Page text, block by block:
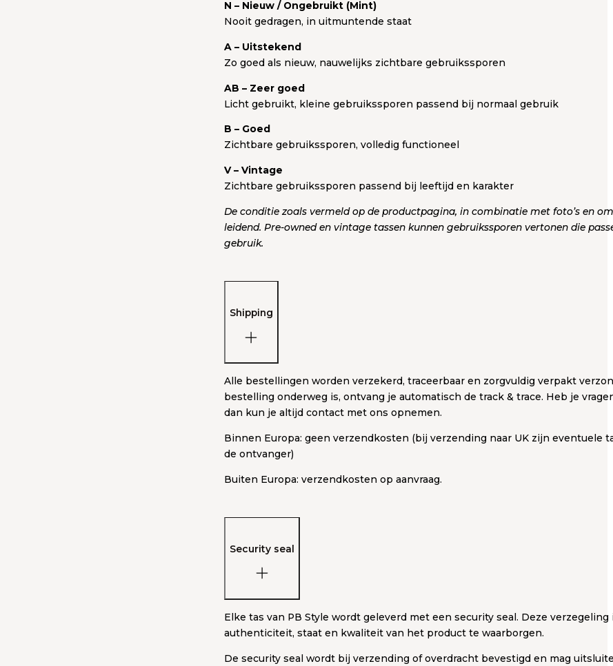
N – Nieuw / Ongebruikt (Mint)
Nooit gedragen, in uitmuntende staat
A – Uitstekend
Zo goed als nieuw, nauwelijks zichtbare gebruikssporen
AB – Zeer goed
Licht gebruikt, kleine gebruikssporen passend bij normaal gebruik
B – Goed
Zichtbare gebruikssporen, volledig functioneel
V – Vintage
Zichtbare gebruikssporen passend bij leeftijd en karakter
De conditie zoals vermeld op de productpagina, in combinatie met foto’s en
leidend. Pre-owned en vintage tassen kunnen gebruikssporen vertonen die
gebruik.
Shipping
Alle bestellingen worden verzekerd, traceerbaar en zorgvuldig verpakt
bestelling onderweg is, ontvang je automatisch de track & trace. Heb je
dan kun je altijd contact met ons opnemen.
Binnen Europa: geen verzendkosten (bij verzending naar UK zijn eventuele
de ontvanger)
Buiten Europa: verzendkosten op aanvraag.
Security seal
Elke tas van PB Style wordt geleverd met een security seal. Deze verzegeling
authenticiteit, staat en kwaliteit van het product te waarborgen.
De security seal wordt bij verzending of overdracht bevestigd en mag